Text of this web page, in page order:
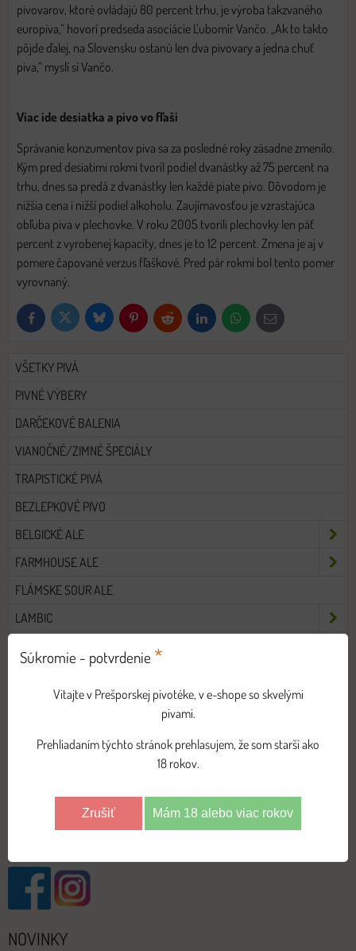
pivovarov, ktoré ovládajú 80 percent trhu, je výroba takzvaného
europiva,“ hovorí predseda asociácie Ľubomír Vančo. „Ak to takto
pôjde ďalej, na Slovensku ostanú len dva pivovary a jedna chuť
piva,“ myslí si Vančo.
Viac ide desiatka a pivo vo fľaši
Správanie konzumentov piva sa za posledné roky zásadne zmenilo.
Kým pred desiatimi rokmi tvoril podiel dvanástky až 75 percent na
trhu, dnes sa predá z dvanástky len každé piate pivo. Dôvodom je
nižšia cena i nižší podiel alkoholu. Zaujímavosťou je vzrastajúca
obľuba piva v plechovke. V roku 2005 tvorili plechovky len päť
percent z vyrobenej kapacity, dnes je to 12 percent. Zmena je aj v
pomere čapované verzus fľaškové. Pred pár rokmi bol tento pomer
vyrovnaný.
FacebookTwitter Bluesky PinterestReddit LinkedInWhatsApp
E-
mail
VŠETKY PIVÁ
PIVNÉ VÝBERY
DARČEKOVÉ BALENIA
VIANOČNÉ/ZIMNÉ ŠPECIÁLY
TRAPISTICKÉ PIVÁ
BEZLEPKOVÉ PIVO
BELGICKÉ ALE
FARMHOUSE ALE
FLÁMSKE SOUR ALE
LAMBIC
PALE LAGER (SVETLÉ LEŽIAKY)
PORTER/STOUT
NOVINKY
Súkromie - potvrdenie *
Vitajte v Prešporskej pivotéke, v e-shope so skvelými
pivami.
Prehliadaním týchto stránok prehlasujem, že som starší ako
18 rokov.
Zrušiť Mám 18 alebo viac rokov